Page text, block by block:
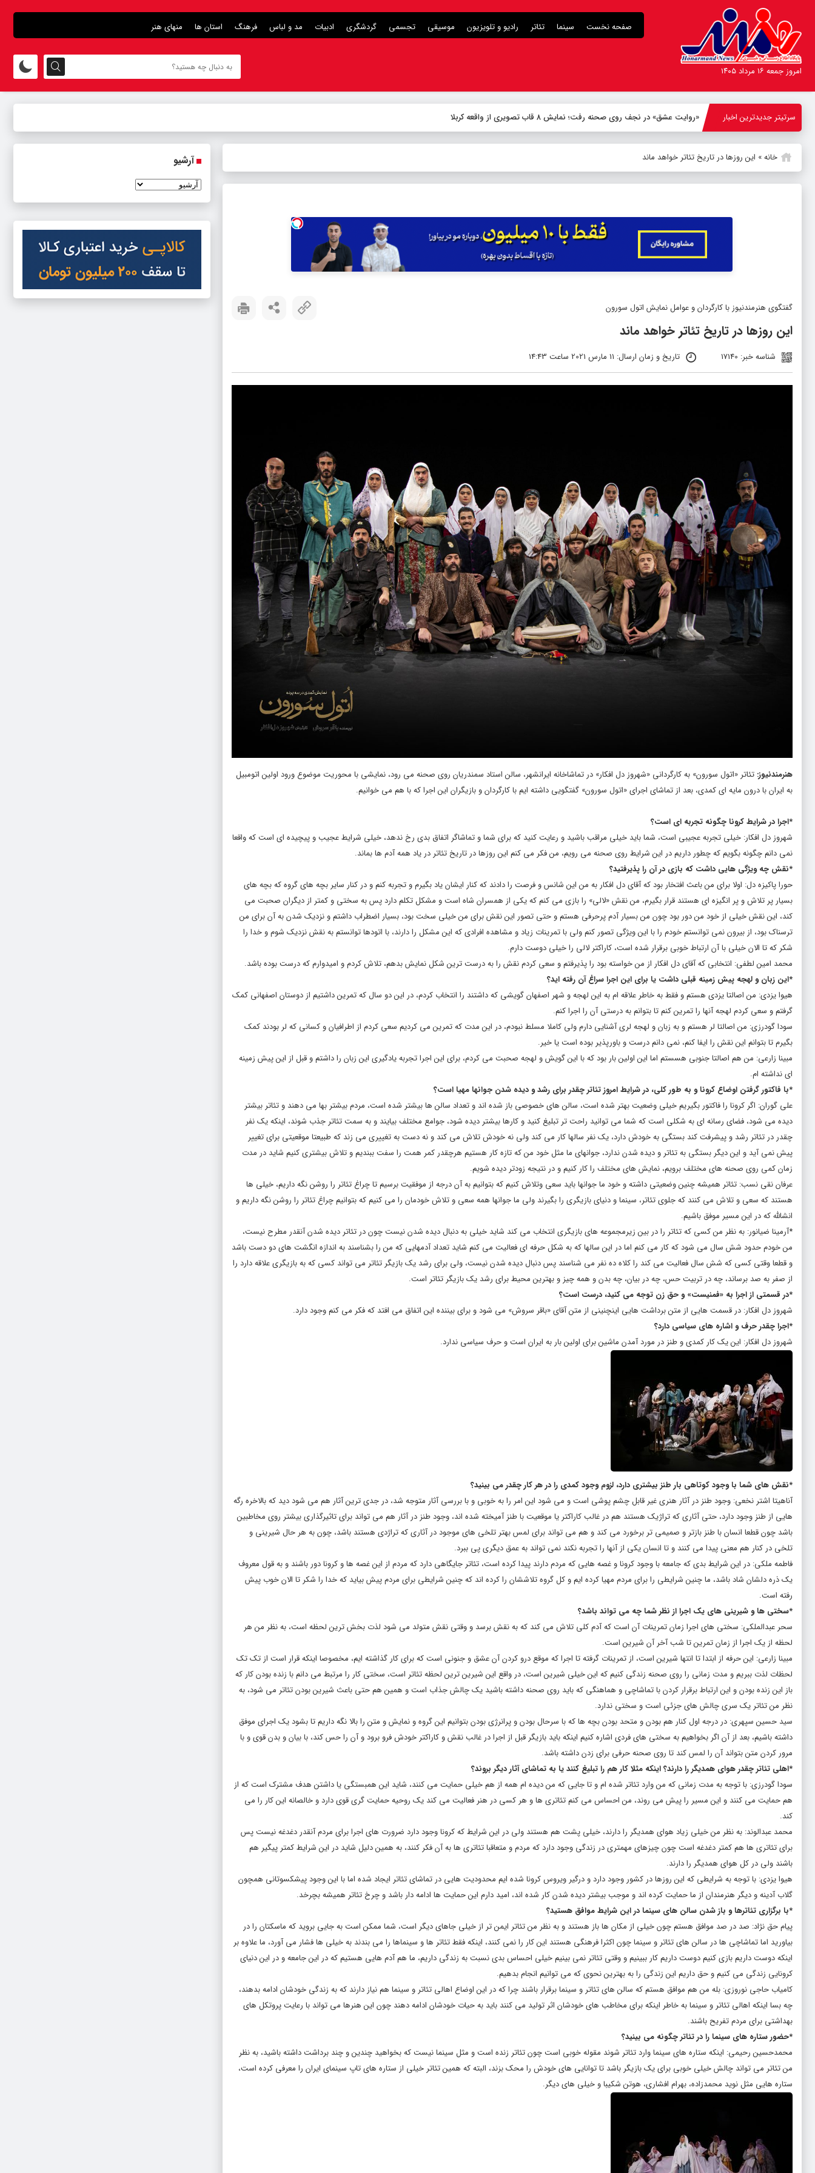
صفحه نخست سینما تئاتر رادیو و تلویزیون موسیقی تجسمی گردشگری ادبیات مد و لباس فرهنگ استان ها منهای هنر
امروز جمعه ۱۶ مرداد ۱۴۰۵
سرتیتر جدیدترین اخبار «روایت عشق» در نجف روی صحنه رفت؛ نمایش ۸ قاب تصویری از واقعه کربلا
خانه» این روزها در تاریخ تئاتر خواهد ماند
گفتگوی هنرمندنیوز با کارگردان و عوامل نمایش اتول سورون
این روزها در تاریخ تئاتر خواهد ماند
شناسه خبر: 17140 تاریخ و زمان ارسال: 11 مارس 2021 ساعت 14:43
هنرمندنیوز: تئاتر «اتول سورون» به کارگردانی «شهروز دل افکار» در تماشاخانه ایرانشهر، سالن استاد سمندریان روی صحنه می رود، نمایشی با محوریت موضوع ورود اولین اتومبیل
به ایران با درون مایه ای کمدی، بعد از تماشای اجرای «اتول سورون» گفتگویی داشته ایم با کارگردان و بازیگران این اجرا که با هم می خوانیم.
*اجرا در شرایط کرونا چگونه تجربه ای است؟
شهروز دل افکار: خیلی تجربه عجیبی است، شما باید خیلی مراقب باشید و رعایت کنید که برای شما و تماشاگر اتفاق بدی رخ ندهد، خیلی شرایط عجیب و پیچیده ای است که واقعا
نمی دانم چگونه بگویم که چطور داریم در این شرایط روی صحنه می رویم، من فکر می کنم این روزها در تاریخ تئاتر در یاد همه آدم ها بماند.
*نقش چه ویژگی هایی داشت که بازی در آن را پذیرفتید؟
حورا پاکیزه دل: اولا برای من باعث افتخار بود که آقای دل افکار به من این شانس و فرصت را دادند که کنار ایشان یاد بگیرم و تجربه کنم و در کنار سایر بچه های گروه که بچه های
بسیار پر تلاش و پر انگیزه ای هستند قرار بگیرم، من نقش «لالی» را بازی می کنم که یکی از همسران شاه است و مشکل تکلم دارد پس به سختی و کمتر از دیگران صحبت می
کند، این نقش خیلی از خود من دور بود چون من بسیار آدم پرحرفی هستم و حتی تصور این نقش برای من خیلی سخت بود، بسیار اضطراب داشتم و نزدیک شدن به آن برای من
ترسناک بود، از بیرون نمی توانستم خودم را با این ویژگی تصور کنم ولی با تمرینات زیاد و مشاهده افرادی که این مشکل را دارند، با اتودها توانستم به نقش نزدیک شوم و خدا را
شکر که تا الان خیلی با آن ارتباط خوبی برقرار شده است، کاراکتر لالی را خیلی دوست دارم.
محمد امین لطفی: انتخابی که آقای دل افکار از من خواسته بود را پذیرفتم و سعی کردم نقش را به درست ترین شکل نمایش بدهم، تلاش کردم و امیدوارم که درست بوده باشد.
*این زبان و لهجه پیش زمینه قبلی داشت یا برای این اجرا سراغ آن رفته اید؟
هیوا یزدی: من اصالتا یزدی هستم و فقط به خاطر علاقه ام به این لهجه و شهر اصفهان گویشی که داشتند را انتخاب کردم، در این دو سال که تمرین داشتیم از دوستان اصفهانی کمک
گرفتم و سعی کردم لهجه آنها را تمرین کنم تا بتوانم به درستی آن را اجرا کنم.
سودا گودرزی: من اصالتا لر هستم و به زبان و لهجه لری آشنایی دارم ولی کاملا مسلط نبودم، در این مدت که تمرین می کردیم سعی کردم از اطرافیان و کسانی که لر بودند کمک
بگیرم تا بتوانم این نقش را ایفا کنم، نمی دانم درست و باورپذیر بوده است یا خیر.
مبینا زارعی: من هم اصالتا جنوبی هسستم اما این اولین بار بود که با این گویش و لهجه صحبت می کردم، برای این اجرا تجربه یادگیری این زبان را داشتم و قبل از این پیش زمینه
ای نداشته ام.
*با فاکتور گرفتن اوضاع کرونا و به طور کلی، در شرایط امروز تئاتر چقدر برای رشد و دیده شدن جوانها مهیا است؟
علی گوران: اگر کرونا را فاکتور بگیریم خیلی وضعیت بهتر شده است، سالن های خصوصی باز شده اند و تعداد سالن ها بیشتر شده است، مردم بیشتر بها می دهند و تئاتر بیشتر
دیده می شود، فضای رسانه ای به شکلی است که شما می توانید راحت تر تبلیغ کنید و کارها بیشتر دیده شود، جوامع مختلف بیایند و به سمت تئاتر جذب شوند، اینکه یک نفر
چقدر در تئاتر رشد و پیشرفت کند بستگی به خودش دارد، یک نفر سالها کار می کند ولی نه خودش تلاش می کند و نه دست به تغییری می زند که طبیعتا موقعیتی برای تغییر
پیش نمی آید و این دیگر بستگی به تئاتر و دیده شدن ندارد، جوانهای ما مثل خود من که تازه کار هستیم هرچقدر کمر همت را سفت ببندیم و تلاش بیشتری کنیم شاید در مدت
زمان کمی روی صحنه های مختلف برویم، نمایش های مختلف را کار کنیم و در نتیجه زودتر دیده شویم.
عرفان نقی نسب: تئاتر همیشه چنین وضعیتی داشته و خود ما جوانها باید سعی وتلاش کنیم که بتوانیم به آن درجه از موفقیت برسیم تا چراغ تئاتر را روشن نگه داریم، خیلی ها
هستند که سعی و تلاش می کنند که جلوی تئاتر، سینما و دنیای بازیگری را بگیرند ولی ما جوانها همه سعی و تلاش خودمان را می کنیم که بتوانیم چراغ تئاتر را روشن نگه داریم و
انشالله که در این مسیر موفق باشیم.
*آرمینا ضیانور: به نظر من کسی که تئاتر را در بین زیرمجموعه های بازیگری انتخاب می کند شاید خیلی به دنبال دیده شدن نیست چون در تئاتر دیده شدن آنقدر مطرح نیست،
من خودم حدود شش سال می شود که کار می کنم اما در این سالها که به شکل حرفه ای فعالیت می کنم شاید تعداد آدمهایی که من را بشناسند به اندازه انگشت های دو دست باشد
و قطعا وقتی کسی که شش سال فعالیت می کند را کلاه ده نفر می شناسند پس دنبال دیده شدن نیست، ولی برای رشد یک بازیگر تئاتر می تواند کسی که به بازیگری علاقه دارد را
از صفر به صد برساند، چه در تربیت حس، چه در بیان، چه بدن و همه چیز و بهترین محیط برای رشد یک بازیگر تئاتر است.
*در قسمتی از اجرا به «فمنیست» و حق زن توجه می کنید، درست است؟
شهروز دل افکار: در قسمت هایی از متن برداشت هایی اینچنینی از متن آقای «باقر سروش» می شود و برای بیننده این اتفاق می افتد که فکر می کنم وجود دارد.
*اجرا چقدر حرف و اشاره های سیاسی دارد؟
شهروز دل افکار: این یک کار کمدی و طنز در مورد آمدن ماشین برای اولین بار به ایران است و حرف سیاسی ندارد.
*نقش های شما با وجود کوتاهی بار طنز بیشتری دارد، لزوم وجود کمدی را در هر کار چقدر می بینید؟
آناهیتا اشتر نخعی: وجود طنز در آثار هنری غیر قابل چشم پوشی است و می شود این امر را به خوبی و با بررسی آثار متوجه شد، در جدی ترین آثار هم می شود دید که بالاخره رگه
هایی از طنز وجود دارد، حتی آثاری که تراژیک هستند هم در غالب کاراکتر یا موقعیت با طنز آمیخته شده اند، وجود طنز در آثار هم می تواند برای تاثیرگذاری بیشتر روی مخاطبین
باشد چون قطعا انسان با طنز بازتر و صمیمی تر برخورد می کند و هم می تواند برای لمس بهتر تلخی های موجود در آثاری که تراژدی هستند باشد، چون به هر حال شیرینی و
تلخی در کنار هم معنی پیدا می کنند و تا انسان یکی از آنها را تجربه نکند نمی تواند به عمق دیگری پی ببرد.
فاطمه ملکی: در این شرایط بدی که جامعه با وجود کرونا و غصه هایی که مردم دارند پیدا کرده است، تئاتر جایگاهی دارد که مردم از این غصه ها و کرونا دور باشند و به قول معروف
یک ذره دلشان شاد باشد، ما چنین شرایطی را برای مردم مهیا کرده ایم و کل گروه تلاششان را کرده اند که چنین شرایطی برای مردم پیش بیاید که خدا را شکر تا الان خوب پیش
رفته است.
*سختی ها و شیرینی های یک اجرا از نظر شما چه می تواند باشد؟
سحر عبدالملکی: سختی های اجرا زمان تمرینات آن است که آدم کلی تلاش می کند که به نقش برسد و وقتی نقش متولد می شود لذت بخش ترین لحظه است، به نظر من هر
لحظه از یک اجرا از زمان تمرین تا شب آخر آن شیرین است.
مبینا زارعی: این حرفه از ابتدا تا انتها شیرین است، از تمرینات گرفته تا اجرا که موقع درو کردن آن عشق و جنونی است که برای کار گذاشته ایم، مخصوصا اینکه قرار است از تک تک
لحظات لذت ببریم و مدت زمانی را روی صحنه زندگی کنیم که این خیلی شیرین است، در واقع این شیرین ترین لحظه تئاتر است، سختی کار را مرتبط می دانم با زنده بودن کار که
باز این زنده بودن و این ارتباط برقرار کردن با تماشاچی و هماهنگی که باید روی صحنه داشته باشید یک چالش جذاب است و همین هم حتی باعث شیرین بودن تئاتر می شود، به
نظر من تئاتر یک سری چالش های جزئی است و سختی ندارد.
سید حسین سپهری: در درجه اول کنار هم بودن و متحد بودن بچه ها که با سرحال بودن و پرانرژی بودن بتوانیم این گروه و نمایش و متن را بالا نگه داریم تا بشود یک اجرای موفق
داشته باشیم، بعد از آن اگر بخواهیم به سختی های فردی اشاره کنیم اینکه باید بازیگر قبل از اجرا در غالب نقش و کاراکتر خودش فرو برود و آن را حس کند، با بیان و بدن قوی و با
مرور کردن متن بتواند آن را لمس کند تا روی صحنه حرفی برای زدن داشته باشد.
*اهلی تئاتر چقدر هوای همدیگر را دارند؟ اینکه مثلا کار هم را تبلیغ کنند یا به تماشای آثار دیگر بروند؟
سودا گودرزی: با توجه به مدت زمانی که من وارد تئاتر شده ام و تا جایی که من دیده ام همه از هم خیلی حمایت می کنند، شاید این همبستگی یا داشتن هدف مشترک است که از
هم حمایت می کنند و این مسیر را پیش می روند، من احساس می کنم تئاتری ها و هر کسی در هنر فعالیت می کند یک روحیه حمایت گری قوی دارد و خالصانه این کار را می
کند.
محمد عبدالوند: به نظر من خیلی زیاد هوای همدیگر را دارند، خیلی پشت هم هستند ولی در این شرایط که کرونا وجود دارد ضرورت های اجرا برای مردم آنقدر دغدغه نیست پس
برای تئاتری ها هم کمتر دغدغه است چون چیزهای مهمتری در زندگی وجود دارد که مردم و متعاقبا تئاتری ها به آن فکر کنند، به همین دلیل شاید در این شرایط کمتر پیگیر هم
باشند ولی در کل هوای همدیگر را دارند.
هیوا یزدی: با توجه به شرایطی که این روزها در کشور وجود دارد و درگیر ویروس کرونا شده ایم محدودیت هایی در تماشای تئاتر ایجاد شده اما با این وجود پیشکسوتانی همچون
گلاب آدینه و دیگر هنرمندان از ما حمایت کرده اند و موجب بیشتر دیده شدن کار شده اند، امید دارم این حمایت ها ادامه دار باشد و چرخ تئاتر همیشه بچرخد.
*با برگزاری تئاترها و باز شدن سالن های سینما در این شرایط موافق هستید؟
پیام حق نژاد: صد در صد موافق هستم چون خیلی از مکان ها باز هستند و به نظر من تئاتر ایمن تر از خیلی جاهای دیگر است، شما ممکن است به جایی بروید که ماسکتان را در
بیاورید اما تماشاچی ها در سالن های تئاتر و سینما چون اکثرا فرهنگی هستند این کار را نمی کنند، اینکه فقط تئاتر ها و سینماها را می بندند به خیلی ها فشار می آورد، ما علاوه بر
اینکه دوست داریم بازی کنیم دوست داریم کار ببینیم و وقتی تئاتر نمی بینیم خیلی احساس بدی نسبت به زندگی داریم، ما هم آدم هایی هستیم که در این جامعه و در این دنیای
کرونایی زندگی می کنیم و حق داریم این زندگی را به بهترین نحوی که می توانیم انجام بدهیم.
کامیاب حاجی نوروزی: بله من هم موافق هستم که سالن های تئاتر و سینما برقرار باشند چرا که در این اوضاع اهالی تئاتر و سینما هم نیاز دارند که به زندگی خودشان ادامه بدهند،
چه بسا اینکه اهالی تئاتر و سینما به خاطر اینکه برای مخاطب های خودشان اثر تولید می کنند باید به حیات خودشان ادامه دهند چون این هنرها می تواند با رعایت پروتکل های
بهداشتی برای مردم تفریح باشند.
*حضور ستاره های سینما را در تئاتر چگونه می بینید؟
محمدحسین رحیمی: اینکه ستاره های سینما وارد تئاتر شوند مقوله خوبی است چون تئاتر زنده است و مثل سینما نیست که بخواهید چندین و چند برداشت داشته باشید، به نظر
من تئاتر می تواند چالش خیلی خوبی برای یک بازیگر باشد تا توانایی های خودش را محک بزند، البته که همین تئاتر خیلی از ستاره های تاپ سینمای ایران را معرفی کرده است،
ستاره هایی مثل نوید محمدزاده، بهرام افشاری، هوتن شکیبا و خیلی های دیگر.
آرشیو